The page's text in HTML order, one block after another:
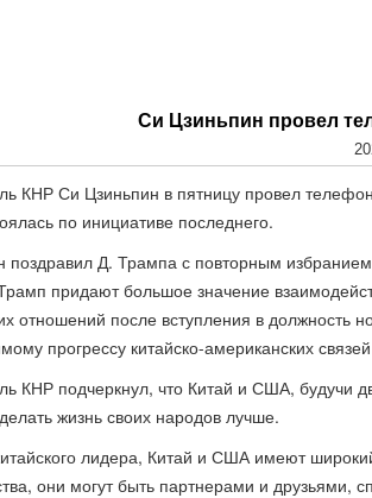
Си Цзиньпин провел
КНР Си Цзиньпин в пятницу провел
по инициативе последнего.
поздравил Д. Трампа с повторным
придают большое значение
отношений после вступления в должность
прогрессу китайско-американских
КНР подчеркнул, что Китай и США, будучи
жизнь своих народов лучше.
лидера, Китай и США имеют
они могут быть партнерами и друзьями,